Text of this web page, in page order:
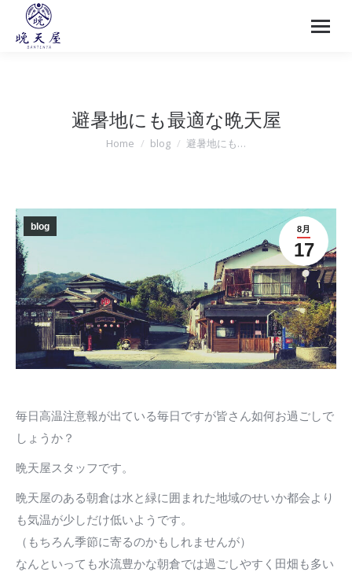
避暑地にも最適な晩天屋
You are here:
Home blog 避暑地にも…
8月
17
blog
毎日高温注意報が出ている毎日ですが皆さん如何お過ごしで
しょうか？
晩天屋スタッフです。
晩天屋のある朝倉は水と緑に囲まれた地域のせいか都会より
も気温が少しだけ低いようです。
（もちろん季節に寄るのかもしれませんが）
なんといっても水流豊かな朝倉では過ごしやすく田畑も多い